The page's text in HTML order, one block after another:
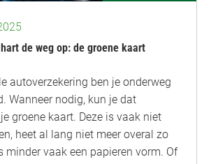
de weg op: de groene kaart
autoverzekering ben je onderweg
Wanneer nodig, kun je dat
groene kaart. Deze is vaak niet
heet al lang niet meer overal zo
minder vaak een papieren vorm. Of